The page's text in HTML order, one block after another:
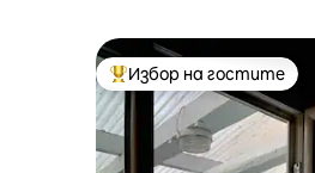
Най-популярен избор
Избор на гостите